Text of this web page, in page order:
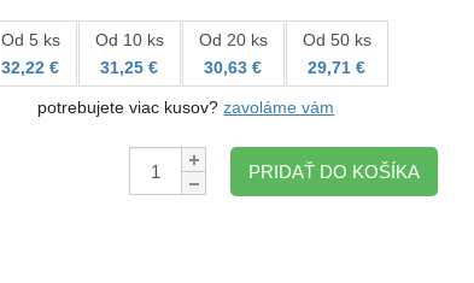
Od 5 ks
32,22 €
Od 10 ks
31,25 €
Od 20 ks
30,63 €
Od 50 ks
29,71 €
potrebujete viac kusov?zavoláme vám
Množstvo:
PRIDAŤ DO KOŠÍKA